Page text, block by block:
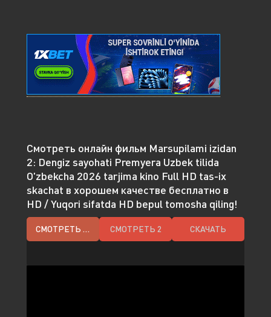
Смотреть онлайн фильм Marsupilami izidan
2: Dengiz sayohati Premyera Uzbek tilida
O'zbekcha 2026 tarjima kino Full HD tas-ix
skachat в хорошем качестве бесплатно в
HD / Yuqori sifatda HD bepul tomosha qiling!
СМОТРЕТЬ HD СМОТРЕТЬ 2 СКАЧАТЬ